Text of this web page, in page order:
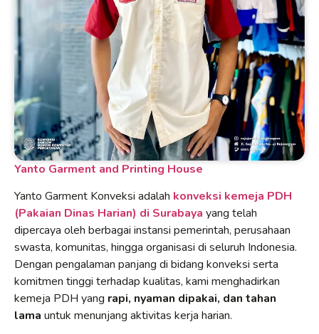
Yanto Garment and Printing House
Yanto Garment Konveksi adalah konveksi kemeja PDH
(Pakaian Dinas Harian) di Surabaya yang telah
dipercaya oleh berbagai instansi pemerintah, perusahaan
swasta, komunitas, hingga organisasi di seluruh Indonesia.
Dengan pengalaman panjang di bidang konveksi serta
komitmen tinggi terhadap kualitas, kami menghadirkan
kemeja PDH yang rapi, nyaman dipakai, dan tahan
lama untuk menunjang aktivitas kerja harian.